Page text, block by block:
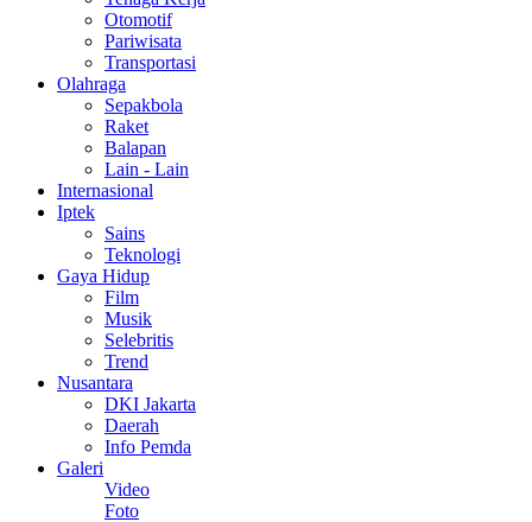
Otomotif
Pariwisata
Transportasi
Olahraga
Sepakbola
Raket
Balapan
Lain - Lain
Internasional
Iptek
Sains
Teknologi
Gaya Hidup
Film
Musik
Selebritis
Trend
Nusantara
DKI Jakarta
Daerah
Info Pemda
Galeri
Video
Foto